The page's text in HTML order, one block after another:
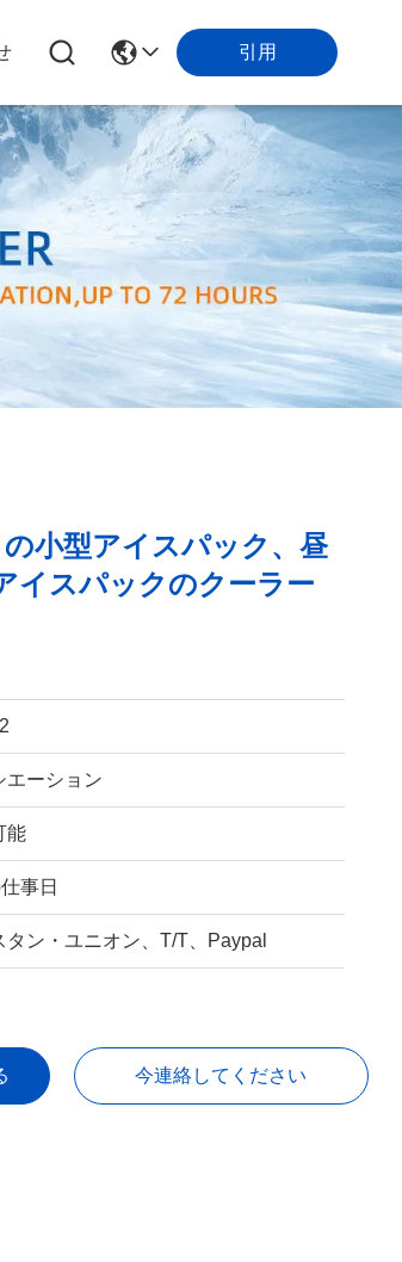
引用
小型アイスパック、昼
イスパックのクーラー
エーション
能
事日
タン・ユニオン、T/T、Paypal
今連絡してください